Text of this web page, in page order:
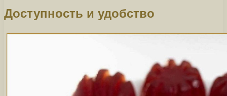
Доступность и удобство